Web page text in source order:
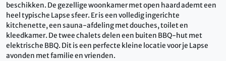
beschikken. De gezellige woonkamer met open haard ademt een
heel typische Lapse sfeer. Er is een volledig ingerichte
kitchenette, een sauna-afdeling met douches, toilet en
kleedkamer. De twee chalets delen een buiten BBQ-hut met
elektrische BBQ. Dit is een perfecte kleine locatie voor je Lapse
avonden met familie en vrienden.